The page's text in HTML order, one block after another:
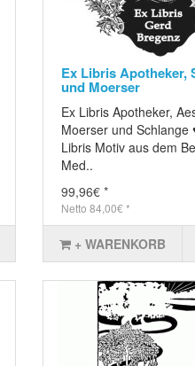
Ex Libris Apotheker,
und Moerser
Ex Libris Apotheker,
Moerser und Schlange
Libris Motiv aus dem
Med..
99,96€ *
Netto 84,00€ *
+ WARENKORB